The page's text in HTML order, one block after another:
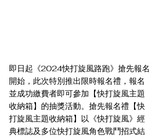
即日起《2024快打旋風路跑》搶先報名
開始，此次特別推出限時報名禮，報名
並成功繳費者即可參加【快打旋風主題
收納箱】的抽獎活動。搶先報名禮【快
打旋風主題收納箱】以《快打旋風》經
典標誌及多位快打旋風角色戰鬥招式結